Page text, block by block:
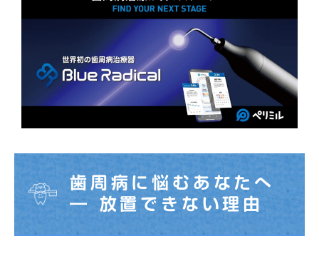
歯周病に悩むあなたへ
― 放置できない理由